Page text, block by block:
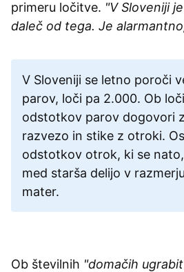
primeru ločitve. "V Sloveniji
daleč od tega. Je
V Sloveniji se letno poroči
parov, loči pa 2.000. Ob
odstotkov parov dogovori
razvezo in stike z otroki.
odstotkov otrok, ki se
med starša delijo v
mater.
Ob številnih "domačih